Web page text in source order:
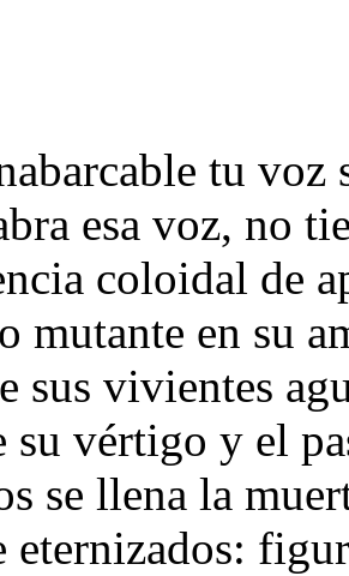
tu
esa voz, no
coloidal de
mutante en su
sus vivientes
su vértigo y el
se llena la
eternizados: